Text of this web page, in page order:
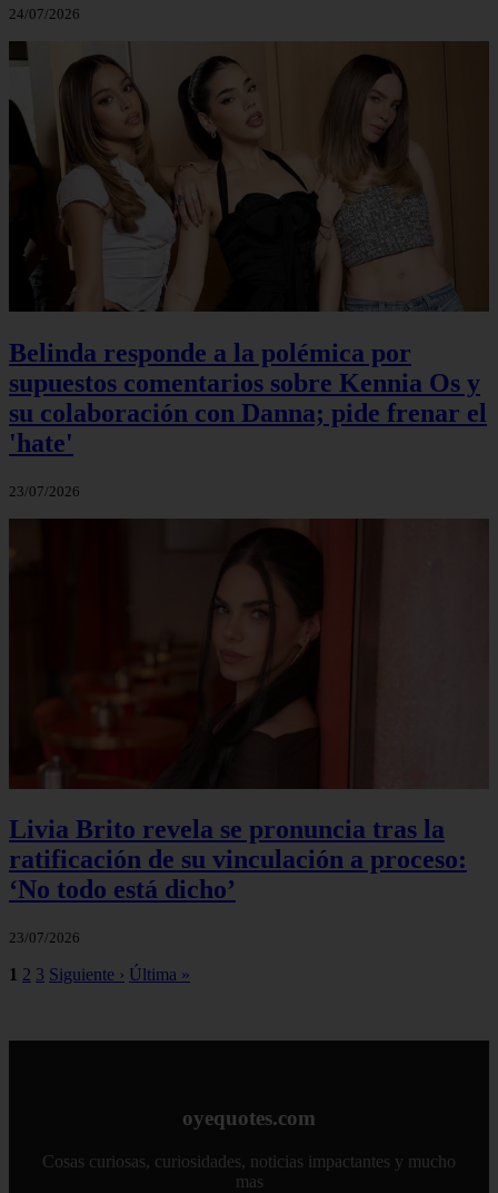
24/07/2026
Belinda responde a la polémica por
supuestos comentarios sobre Kennia Os y
su colaboración con Danna; pide frenar el
'hate'
23/07/2026
Livia Brito revela se pronuncia tras la
ratificación de su vinculación a proceso:
‘No todo está dicho’
23/07/2026
1 2 3 Siguiente › Última »
oyequotes.com
Cosas curiosas, curiosidades, noticias impactantes y mucho
mas